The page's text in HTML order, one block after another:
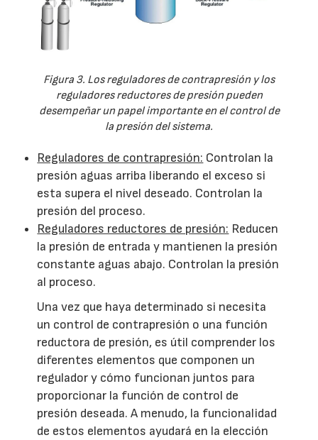
Figura 3. Los reguladores de contrapresión y los
reguladores reductores de presión pueden
desempeñar un papel importante en el control de
la presión del sistema.
Reguladores de contrapresión: Controlan la
presión aguas arriba liberando el exceso si
esta supera el nivel deseado. Controlan la
presión del proceso.
Reguladores reductores de presión: Reducen
la presión de entrada y mantienen la presión
constante aguas abajo. Controlan la presión
al proceso.
Una vez que haya determinado si necesita
un control de contrapresión o una función
reductora de presión, es útil comprender los
diferentes elementos que componen un
regulador y cómo funcionan juntos para
proporcionar la función de control de
presión deseada. A menudo, la funcionalidad
de estos elementos ayudará en la elección